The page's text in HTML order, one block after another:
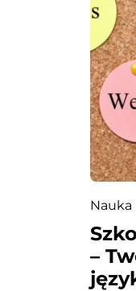
Nauka
–